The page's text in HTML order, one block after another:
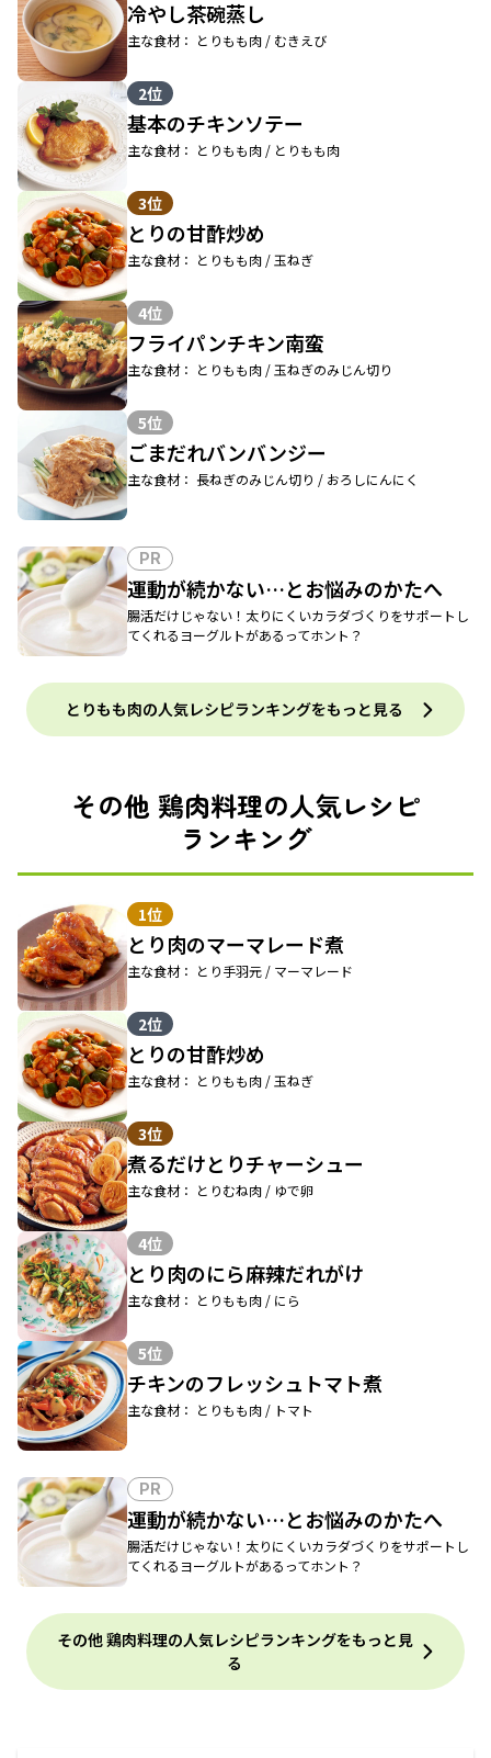
冷やし茶碗蒸し
主な食材： とりもも肉 / むきえび
2位
基本のチキンソテー
主な食材： とりもも肉 / とりもも肉
3位
とりの甘酢炒め
主な食材： とりもも肉 / 玉ねぎ
4位
フライパンチキン南蛮
主な食材： とりもも肉 / 玉ねぎのみじん切り
5位
ごまだれバンバンジー
主な食材： 長ねぎのみじん切り / おろしにんにく
PR
運動が続かない…とお悩みのかたへ
腸活だけじゃない！太りにくいカラダづくりをサポートし
てくれるヨーグルトがあるってホント？
とりもも肉の人気レシピランキングをもっと見る
その他 鶏肉料理の人気レシピ
ランキング
1位
とり肉のマーマレード煮
主な食材： とり手羽元 / マーマレード
2位
とりの甘酢炒め
主な食材： とりもも肉 / 玉ねぎ
3位
煮るだけとりチャーシュー
主な食材： とりむね肉 / ゆで卵
4位
とり肉のにら麻辣だれがけ
主な食材： とりもも肉 / にら
5位
チキンのフレッシュトマト煮
主な食材： とりもも肉 / トマト
PR
運動が続かない…とお悩みのかたへ
腸活だけじゃない！太りにくいカラダづくりをサポートし
てくれるヨーグルトがあるってホント？
その他 鶏肉料理の人気レシピランキングをもっと見
る